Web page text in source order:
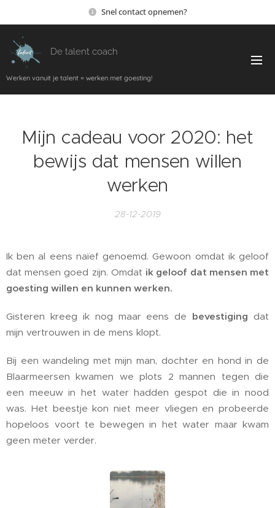
Snel contact opnemen?
De talent coach
Werken vanuit je talent = werken met goesting!
Mijn cadeau voor 2020: het
bewijs dat mensen willen
werken
28-12-2019
Ik ben al eens naïef genoemd. Gewoon omdat ik geloof
dat mensen goed zijn. Omdat ik geloof dat mensen met
goesting willen en kunnen werken.
Gisteren kreeg ik nog maar eens de bevestiging dat
mijn vertrouwen in de mens klopt.
Bij een wandeling met mijn man, dochter en hond in de
Blaarmeersen kwamen we plots 2 mannen tegen die
een meeuw in het water hadden gespot die in nood
was. Het beestje kon niet meer vliegen en probeerde
hopeloos voort te bewegen in het water maar kwam
geen meter verder.